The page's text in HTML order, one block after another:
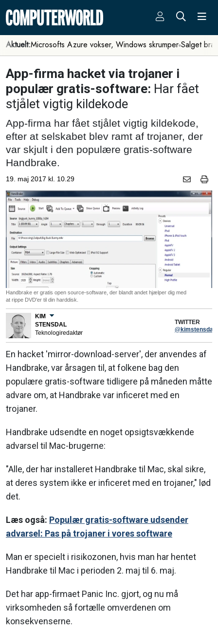
Aktuelt:Microsofts Azure vokser, Windows skrumper Salget
App-firma hacket via trojaner i
populær gratis-software: Har fået
stjålet vigtig kildekode
App-firma har fået stjålet vigtig kildekode,
efter at selskabet blev ramt af trojaner, der
var skjult i den populære gratis-software
Handbrake.
19. maj 2017 kl. 10.29
Handbrake er gratis open source-software, der blandt andet hjælper dig med
at rippe DVD'er til din harddisk.
KIM
STENSDAL
Teknologiredaktør
TWITTER
@kimstensdal
En hacket 'mirror-download-server', der anvendes af
Handbrake, var årsagen til, at folkene bag den
populære gratis-software tidligere på måneden måtte
advare om, at Handbrake var inficeret med en
trojaner.
Handbrake udsendte en noget opsigtsvækkende
advarsel til Mac-brugerne:
"Alle, der har installeret Handbrake til Mac, skal sikre,
at deres system ikke er inficeret med en trojaner," lød
det.
Læs også: Populær gratis-software udsender
advarsel: Pas på trojaner i vores software
Man er specielt i risikozonen, hvis man har hentet
Handbrake til Mac i perioden 2. maj til 6. maj.
Det har app-firmaet Panic Inc. gjort, og nu må
virksomheden så fortælle omverdenen om
konsekvenserne.